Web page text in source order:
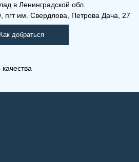
в Ленинградской обл.
пгт им. Свердлова, Петрова Дача, 27
Как добраться